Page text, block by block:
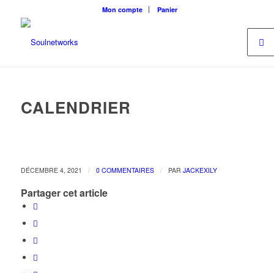
Mon compte Panier
CALENDRIER
DÉCEMBRE 4, 2021 / 0 COMMENTAIRES / PAR JACKEXILY
Partager cet article